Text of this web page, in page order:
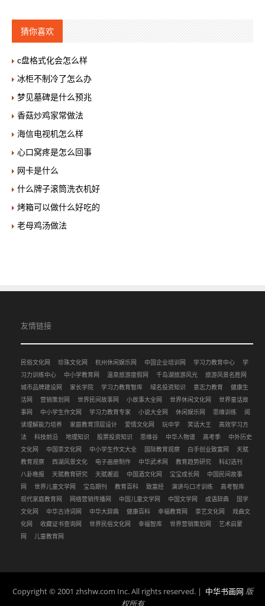
猜你喜欢
c盘格式化会怎么样
冰柜不制冷了怎么办
梦见墓碑是什么预兆
香菇炒鸡家常做法
海信电视机怎么样
心口窝疼是怎么回事
网卡是什么
什么牌子滚筒洗衣机好
烤箱可以做什么好吃的
老母鸡汤做法
友情链接
民俗文化网 珍珠文化网 杭州休闲娱乐网 中国企业培训网 学习力教育中心
学
习力训练中心
中小学教育网 温泉旅游度假网 千岛湖旅游风光
旅游风景名胜网
城市品牌建设网
家长学院 学习力教育智库 域名投资知识 意志力教育
健康生
活网
营销策划网 世界民间故事网 小故事大全网 世界休闲文化网
世界童话故
事网
中小学生作文网 学习力教育专家 小说大全网 休闲娱乐网 思维训练
阅
读理解能力培养
家庭教育顶层设计 爱情文化网 玩中学 笑话大王
高效学习方
法
科技前沿 地理知识 股票投资知识 思维谷 中华人物谱 高考季
中外历史
文化网
中国茶文化网 中小学生作文大全 国际教育观察 白手创业致富网
天赋
教育观察
西湖风景文化 电子画册制作 中华武术网 教育趋势研究
科幻选刊
八卦晚报
天赋教育研究 天赋邂逅 中国酒文化网 宝宝成长网
中国民间故事
网
世界儿童文学网 宝岛期刊 教育百科 致富经 演讲与口才训练
高考智库
现代家庭教育网
网络营销传播网 中国儿童文学网 中国文学网 成语辞典
国学
文化网
中华古诗词网 中华大辞典 健康百科 幸福教育网 茶艺文化网
戏曲文
化网
收藏证书查询网 世界民俗文化网 幸福智库 世界营销策划网
艺术启蒙
网
儿童教育网
Copyright © 2001 zhshw.com Inc. All rights reserved. | 中华书画网 版
权所有